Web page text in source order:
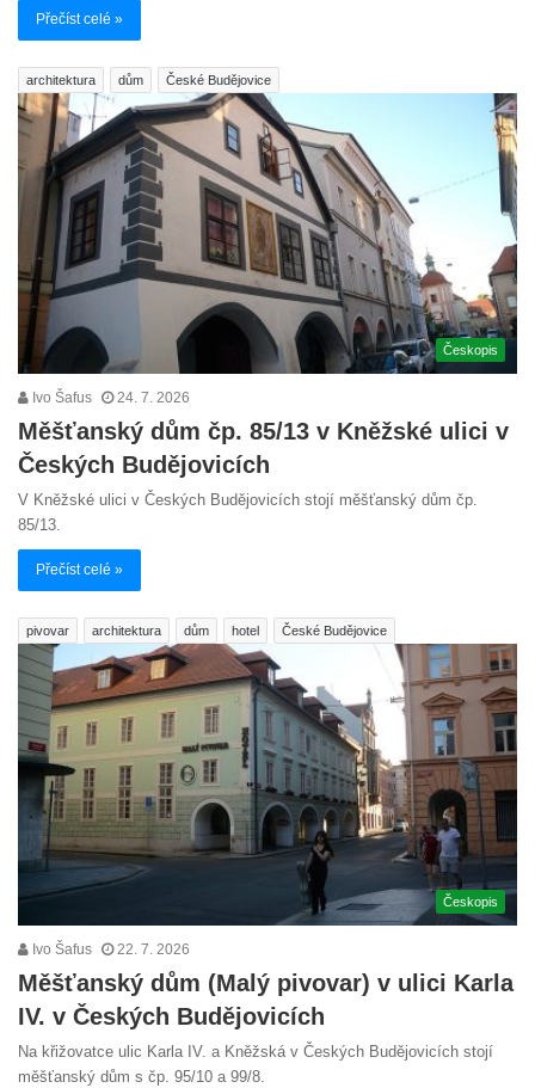
Přečíst celé »
architektura dům České Budějovice
Českopis
Ivo Šafus 24. 7. 2026
Měšťanský dům čp. 85/13 v Kněžské ulici v
Českých Budějovicích
V Kněžské ulici v Českých Budějovicích stojí měšťanský dům čp.
85/13.
Přečíst celé »
pivovar architektura dům hotel České Budějovice
Českopis
Ivo Šafus 22. 7. 2026
Měšťanský dům (Malý pivovar) v ulici Karla
IV. v Českých Budějovicích
Na křižovatce ulic Karla IV. a Kněžská v Českých Budějovicích stojí
měšťanský dům s čp. 95/10 a 99/8.